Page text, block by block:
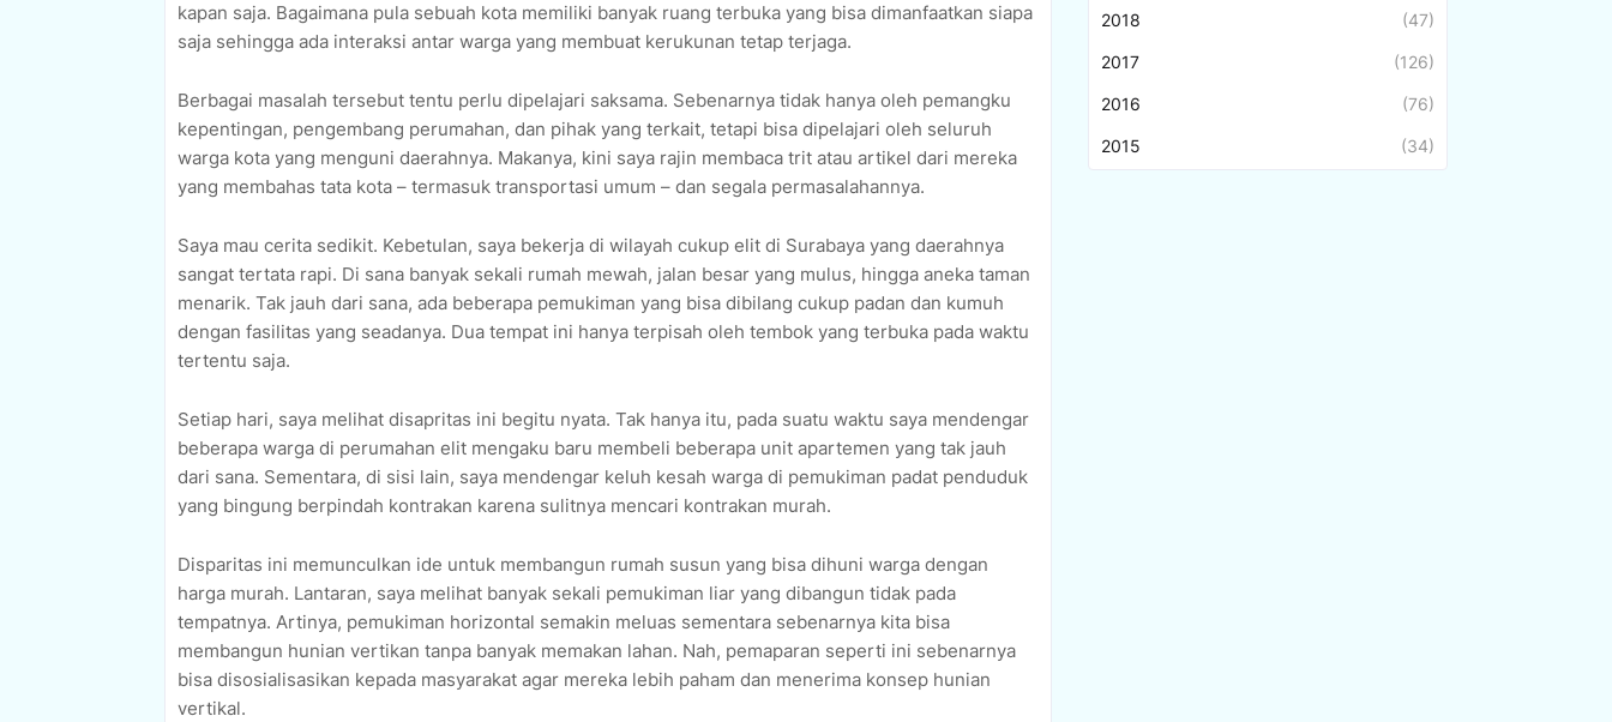
kapan saja. Bagaimana pula sebuah kota memiliki banyak ruang terbuka yang bisa dimanfaatkan siapa
saja sehingga ada interaksi antar warga yang membuat kerukunan tetap terjaga.
Berbagai masalah tersebut tentu perlu dipelajari saksama. Sebenarnya tidak hanya oleh pemangku
kepentingan, pengembang perumahan, dan pihak yang terkait, tetapi bisa dipelajari oleh seluruh
warga kota yang menguni daerahnya. Makanya, kini saya rajin membaca trit atau artikel dari mereka
yang membahas tata kota – termasuk transportasi umum – dan segala permasalahannya.
Saya mau cerita sedikit. Kebetulan, saya bekerja di wilayah cukup elit di Surabaya yang daerahnya
sangat tertata rapi. Di sana banyak sekali rumah mewah, jalan besar yang mulus, hingga aneka taman
menarik. Tak jauh dari sana, ada beberapa pemukiman yang bisa dibilang cukup padan dan kumuh
dengan fasilitas yang seadanya. Dua tempat ini hanya terpisah oleh tembok yang terbuka pada waktu
tertentu saja.
Setiap hari, saya melihat disapritas ini begitu nyata. Tak hanya itu, pada suatu waktu saya mendengar
beberapa warga di perumahan elit mengaku baru membeli beberapa unit apartemen yang tak jauh
dari sana. Sementara, di sisi lain, saya mendengar keluh kesah warga di pemukiman padat penduduk
yang bingung berpindah kontrakan karena sulitnya mencari kontrakan murah.
Disparitas ini memunculkan ide untuk membangun rumah susun yang bisa dihuni warga dengan
harga murah. Lantaran, saya melihat banyak sekali pemukiman liar yang dibangun tidak pada
tempatnya. Artinya, pemukiman horizontal semakin meluas sementara sebenarnya kita bisa
membangun hunian vertikan tanpa banyak memakan lahan. Nah, pemaparan seperti ini sebenarnya
bisa disosialisasikan kepada masyarakat agar mereka lebih paham dan menerima konsep hunian
vertikal.
2018 (47)
2017 (126)
2016 (76)
2015 (34)